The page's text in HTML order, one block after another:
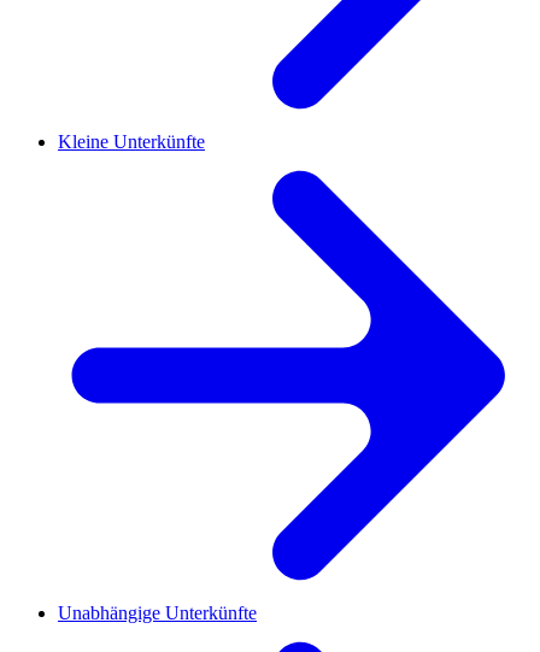
Kleine Unterkünfte
Unabhängige Unterkünfte